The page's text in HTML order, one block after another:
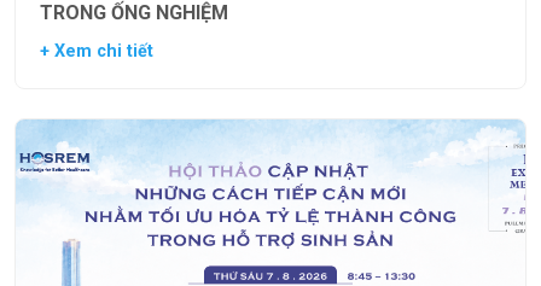
TRONG ỐNG NGHIỆM
+ Xem chi tiết